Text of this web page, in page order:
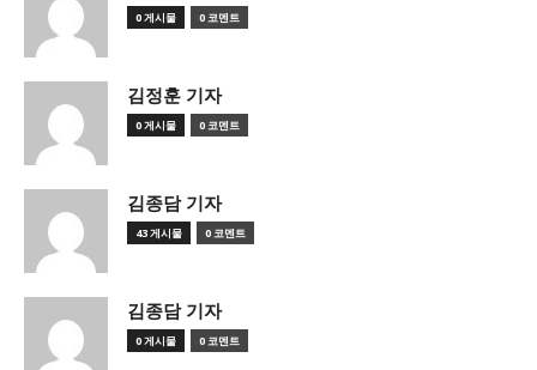
0 게시물 0 코멘트
김정훈 기자
0 게시물 0 코멘트
김종담 기자
43 게시물 0 코멘트
김종담 기자
0 게시물 0 코멘트